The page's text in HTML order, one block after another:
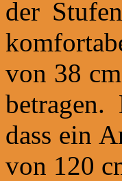
der
von 38
dass ein
von 120